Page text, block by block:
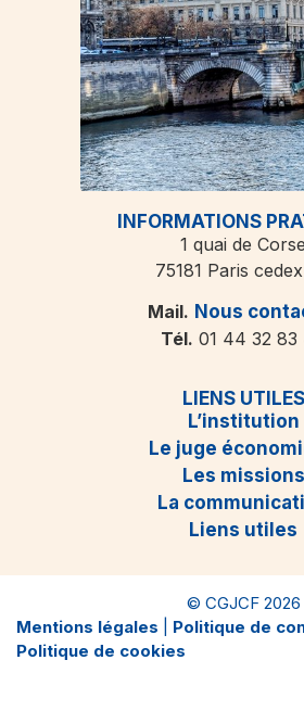
INFORMATIONS
1 quai de Corse
75181 Paris
Mail. Nous
Tél. 01 44 32 83
LIENS UTILES
L’institution
Le juge
Les missions
La
Liens utiles
© CGJCF 2026
Mentions légales
Politique de
Politique de cookies